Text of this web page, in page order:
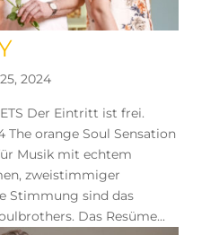
2024
Der Eintritt ist frei.
The orange Soul Sensation
Musik mit echtem
zweistimmiger
Stimmung sind das
Das Resüme...